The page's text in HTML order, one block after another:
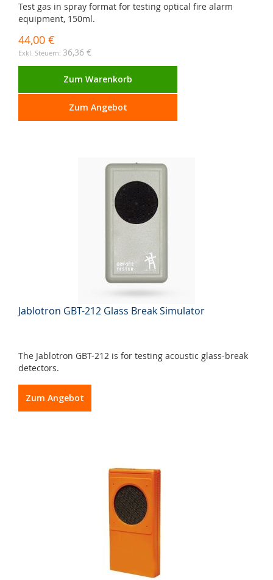
Test gas in spray format for testing optical fire alarm
equipment, 150ml.
44,00 €
36,36 €
Zum Warenkorb
Zum Angebot
Jablotron GBT-212 Glass Break Simulator
The Jablotron GBT-212 is for testing acoustic glass-break
detectors.
Zum Angebot